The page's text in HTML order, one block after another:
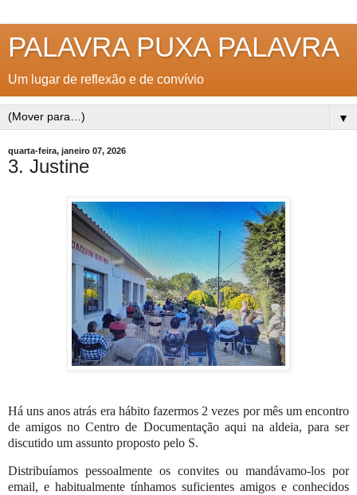
PALAVRA PUXA PALAVRA
Um lugar de reflexão e de convívio
▼
quarta-feira, janeiro 07, 2026
3. Justine
Há uns anos atrás era hábito fazermos 2 vezes por mês um encontro
de amigos no Centro de Documentação aqui na aldeia, para ser
discutido um assunto proposto pelo S.
Distribuíamos pessoalmente os convites ou mandávamo-los por
email, e habitualmente tínhamos suficientes amigos e conhecidos